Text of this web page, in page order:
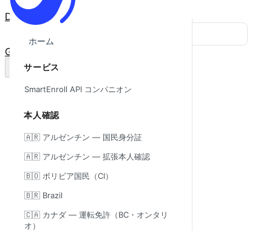
Docs
GitHub
ホーム
サービス
SmartEnroll API コンパニオン
本人確認
🇦🇷 アルゼンチン — 国民身分証
🇦🇷 アルゼンチン — 拡張本人確認
🇧🇴 ボリビア国民（CI）
🇧🇷 Brazil
🇨🇦 カナダ — 運転免許（BC・オンタリ
オ）